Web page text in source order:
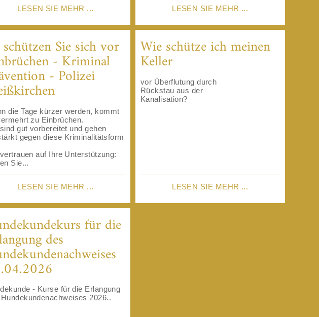
LESEN SIE MEHR ... LESEN SIE MEHR ...
Sie sich vor
- Kriminal
- Polizei
die Tage kürzer werden, kommt
zu Einbrüchen.
gut vorbereitet und gehen
gegen diese Kriminalitätsform
auf Ihre Unterstützung:
Sie...
LESEN SIE MEHR ...
Wie schütze ich meinen
Keller
vor Überflutung durch
Rückstau aus der
Kanalisation?
LESEN SIE MEHR ...
für die
​​​​​​​des
- Kurse für die Erlangung
2026..